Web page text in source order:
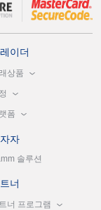
이더
상품
폼
자
솔루션
너
너 프로그램